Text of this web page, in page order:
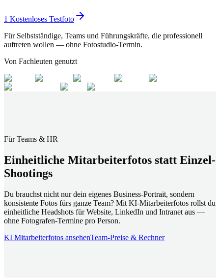
1 Kostenloses Testfoto
Für Selbstständige, Teams und Führungskräfte, die professionell
auftreten wollen — ohne Fotostudio-Termin.
Von Fachleuten genutzt
Für Teams & HR
Einheitliche Mitarbeiterfotos statt Einzel-
Shootings
Du brauchst nicht nur dein eigenes Business-Portrait, sondern
konsistente Fotos fürs ganze Team? Mit KI-Mitarbeiterfotos rollst du
einheitliche Headshots für Website, LinkedIn und Intranet aus —
ohne Fotografen-Termine pro Person.
KI Mitarbeiterfotos ansehenTeam-Preise & Rechner